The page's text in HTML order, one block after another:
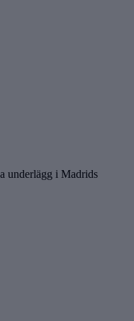
underlägg i Madrids